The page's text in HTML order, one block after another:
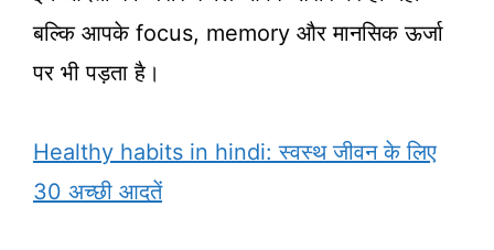
बल्कि आपके focus, memory और मानसिक ऊर्जा
पर भी पड़ता है।
Healthy habits in hindi: स्वस्थ जीवन के लिए
30 अच्छी आदतें